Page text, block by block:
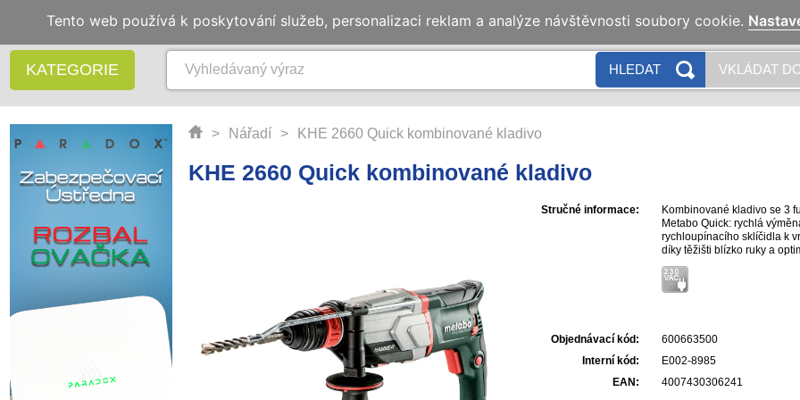
KATEGORIE HLEDAT VKLÁDAT
> Nářadí > KHE 2660 Quick kombinované kladivo
KHE 2660 Quick kombinované kladivo
Stručné informace:
Kombinované kladivo se 3
Metabo Quick: rychlá
rychloupínacího sklíčidla k
díky těžišti blízko ruky a
přepínač chráněný proti
práci s odpovídajícími
proti prachu pro dlouhou
bezpečnou práci, Spínač s
dlouhodobém používání,
přepravu a skladování
Objednávací kód:
600663500
Interní kód:
E002-8985
EAN:
4007430306241
Tento web používá k poskytování služeb, personalizaci reklam a analýze návštěvnosti soubory cookie.